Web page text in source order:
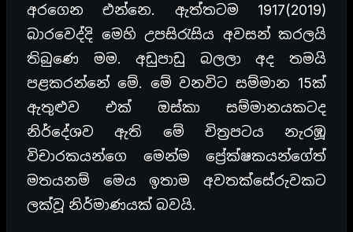
අරගෙන එන්නෙ. ඇත්තටම 1917(2019)
බාරවෙද්දි මෙහි උපසිරැසිය අවසන් කරලයි
තිබුණෙ මම. අඩුපාඩු බලලා අද තමයි
පළකරන්නේ මේ. මේ වනවිට සම්මාන 15ක්
ඇතුළුව එක් ඔස්කා සම්මානයකටද
නිර්දේශව ඇති මේ චිත්‍රපටය නැරඹූ
විචාරකයන්ගෙ මෙන්ම ප්‍රේක්ෂකයන්ගේත්
මතයනම් මෙය ඉතාම අවතක්සේරුවකට
ලක්වූ නිර්මාණයක් බවයි.